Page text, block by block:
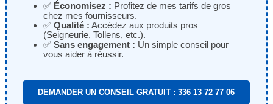
✅ Économisez : Profitez de mes tarifs de gros
chez mes fournisseurs.
✅ Qualité : Accédez aux produits pros
(Seigneurie, Tollens, etc.).
✅ Sans engagement : Un simple conseil pour
vous aider à réussir.
DEMANDER UN CONSEIL GRATUIT : 336 13 72 77 06